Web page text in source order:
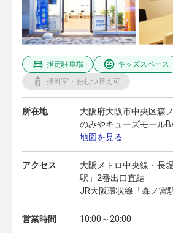
指定駐車場
キッズスペース
授乳室・おむつ替え可
所在地
大阪府大阪市中央区森
のみやキューズモール
地図を見る
アクセス
大阪メトロ中央線・長
駅」2番出口直結
JR大阪環状線「森ノ宮
営業時間
10:00～20:00